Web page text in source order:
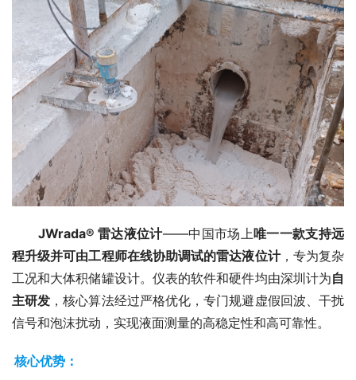
JWrada® 雷达液位计——中国市场上唯一一款支持远
程升级并可由工程师在线协助调试的雷达液位计，专为复杂
工况和大体积储罐设计。仪表的软件和硬件均由深圳计为自
主研发 ，核心算法经过严格优化，专门规避虚假回波、干扰
信号和泡沫扰动，实现液面测量的高稳定性和高可靠性。
核心优势：